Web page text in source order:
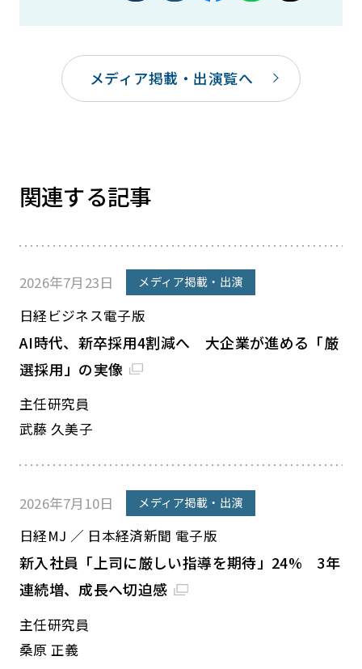
メディア掲載・出演覧へ
関連する記事
2026年7月23日 メディア掲載・出演
日経ビジネス電子版
AI時代、新卒採用4割減へ 大企業が進める「厳
選採用」の実像
主任研究員
武藤 久美子
2026年7月10日 メディア掲載・出演
日経MJ ／ 日本経済新聞 電子版
新入社員「上司に厳しい指導を期待」24% 3年
連続増、成長へ切迫感
主任研究員
桑原 正義